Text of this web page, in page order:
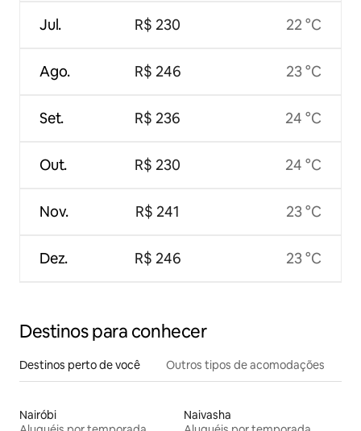
Jul.
Ago.
Set.
Out.
Nov.
Dez.
R$ 230
R$ 246
R$ 236
R$ 230
R$ 241
R$ 246
22 °C
23 °C
24 °C
24 °C
23 °C
23 °C
Destinos para conhecer
Destinos perto de você Outros tipos de acomodações
Nairóbi
Naivasha